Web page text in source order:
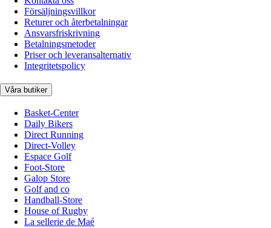
Försäljningsvillkor
Returer och återbetalningar
Ansvarsfriskrivning
Betalningsmetoder
Priser och leveransalternativ
Integritetspolicy
Våra butiker
Basket-Center
Daily Bikers
Direct Running
Direct-Volley
Espace Golf
Foot-Store
Galop Store
Golf and co
Handball-Store
House of Rugby
La sellerie de Maé